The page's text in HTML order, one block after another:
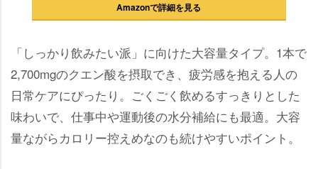
Amazonで詳細を見る
「しっかり飲みたい派」に向けた大容量タイプ。1本で
2,700mgのクエン酸を摂取でき、疲労感を抱える人の
日常ケアにぴったり。ごくごく飲めるすっきりとした
味わいで、仕事中や運動後の水分補給にも最適。大容
量ながらカロリー控えめなのも続けやすいポイント。